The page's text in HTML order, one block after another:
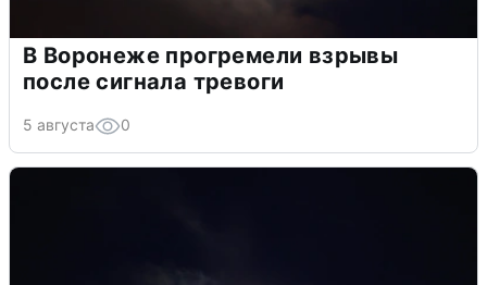
В Воронеже прогремели взрывы
после сигнала тревоги
5 августа 0